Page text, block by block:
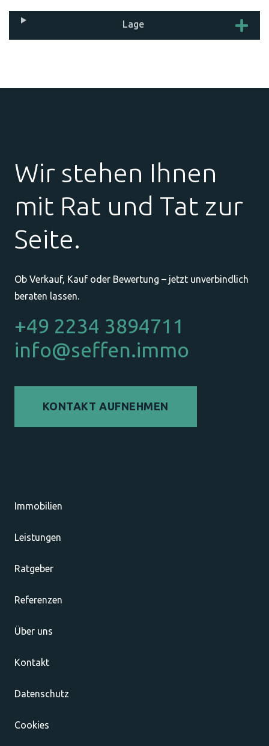
Lage
Wir stehen Ihnen
mit Rat und Tat zur
Seite.
Ob Verkauf, Kauf oder Bewertung – jetzt unverbindlich
beraten lassen.
+49 2234 3894711
info@seffen.immo
KONTAKT AUFNEHMEN
Immobilien
Leistungen
Ratgeber
Referenzen
Über uns
Kontakt
Datenschutz
Cookies